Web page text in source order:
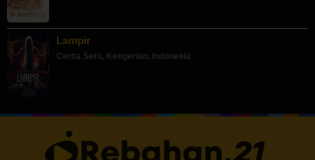
Lampir
Cerita Seru, Kengerian, Indonesia